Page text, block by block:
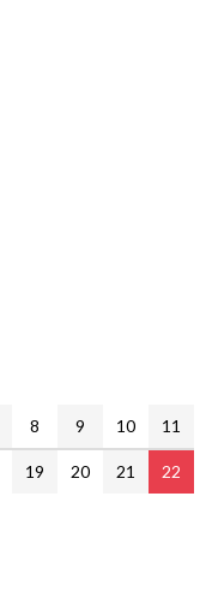
8 9 10 11
19 20 21
22